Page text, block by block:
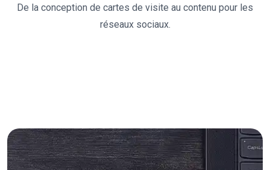
De la conception de cartes de visite au contenu pour les
réseaux sociaux.